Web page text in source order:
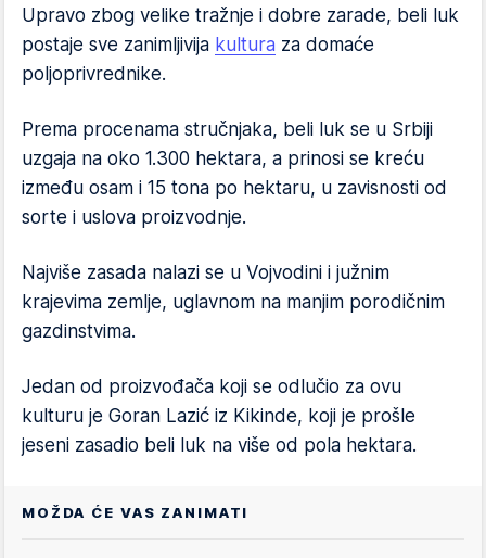
Upravo zbog velike tražnje i dobre zarade, beli luk
postaje sve zanimljivija kultura za domaće
poljoprivrednike.
Prema procenama stručnjaka, beli luk se u Srbiji
uzgaja na oko 1.300 hektara, a prinosi se kreću
između osam i 15 tona po hektaru, u zavisnosti od
sorte i uslova proizvodnje.
Najviše zasada nalazi se u Vojvodini i južnim
krajevima zemlje, uglavnom na manjim porodičnim
gazdinstvima.
Jedan od proizvođača koji se odlučio za ovu
kulturu je Goran Lazić iz Kikinde, koji je prošle
jeseni zasadio beli luk na više od pola hektara.
MOŽDA ĆE VAS ZANIMATI